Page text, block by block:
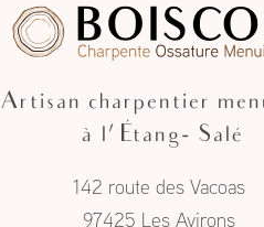
Artisan charpentier
à l'Étang- Salé
142 route des Vacoas